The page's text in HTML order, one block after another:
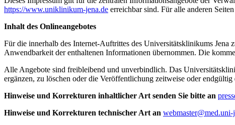
https://www.uniklinikum-jena.de erreichbar sind. Für alle anderen
Inhalt des Onlineangebotes
Für die innerhalb des Internet-Auftrittes des Universitätsklinikums
Anwendbarkeit der enthaltenen Informationen übernommen. Die
Alle Angebote sind freibleibend und unverbindlich. Das
ergänzen, zu löschen oder die Veröffentlichung zeitweise oder endgültig
Hinweise und Korrekturen inhaltlicher Art senden Sie bitte an
Hinweise und Korrekturen technischer Art an webmaster@med.uni-